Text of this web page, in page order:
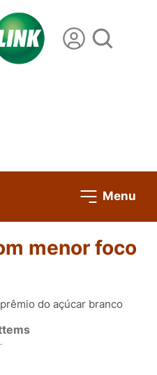
Menu
menor foco
do açúcar branco